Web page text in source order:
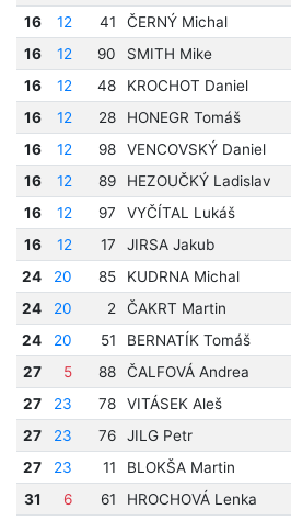
16
12 41 ČERNÝ Michal
16
12 90 SMITH Mike
16
12 48 KROCHOT Daniel
16
12 28 HONEGR Tomáš
16
12 98 VENCOVSKÝ Daniel
16
12 89 HEZOUČKÝ Ladislav
16
12 97 VYČÍTAL Lukáš
16
12 17 JIRSA Jakub
24
20 85 KUDRNA Michal
24
20 2 ČAKRT Martin
24
20 51 BERNATÍK Tomáš
27
5 88 ČALFOVÁ Andrea
27
23 78 VITÁSEK Aleš
27
23 76 JILG Petr
27
23 11 BLOKŠA Martin
31
6 61 HROCHOVÁ Lenka